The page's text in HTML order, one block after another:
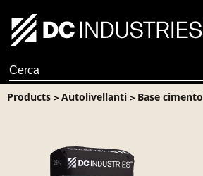
Search
for:
Products > Autolivellanti > Base cimento